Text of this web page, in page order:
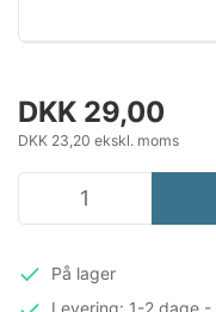
DKK 29,00
DKK 23,20 ekskl. moms
På lager